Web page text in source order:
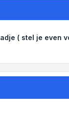
( stel je even